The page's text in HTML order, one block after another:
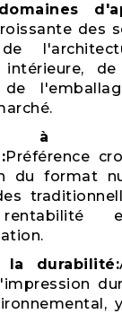
des
de
intérieure,
à
Préférence
du format
la durabilité: